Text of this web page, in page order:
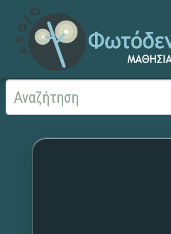
Αρχική Χωρίς τίτλο